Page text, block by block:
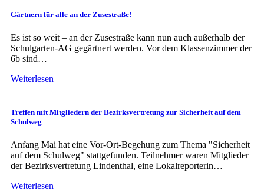
Gärtnern für alle an der Zusestraße!
Es ist so weit – an der Zusestraße kann nun auch außerhalb der
Schulgarten-AG gegärtnert werden. Vor dem Klassenzimmer der
6b sind…
Weiterlesen
Treffen mit Mitgliedern der Bezirksvertretung zur Sicherheit auf dem
Schulweg
Anfang Mai hat eine Vor-Ort-Begehung zum Thema "Sicherheit
auf dem Schulweg" stattgefunden. Teilnehmer waren Mitglieder
der Bezirksvertretung Lindenthal, eine Lokalreporterin…
Weiterlesen